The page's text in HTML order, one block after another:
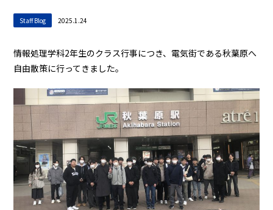
Staff Blog 2025.1.24
情報処理学科2年生のクラス行事につき、電気街である秋葉原へ
自由散策に行ってきました。